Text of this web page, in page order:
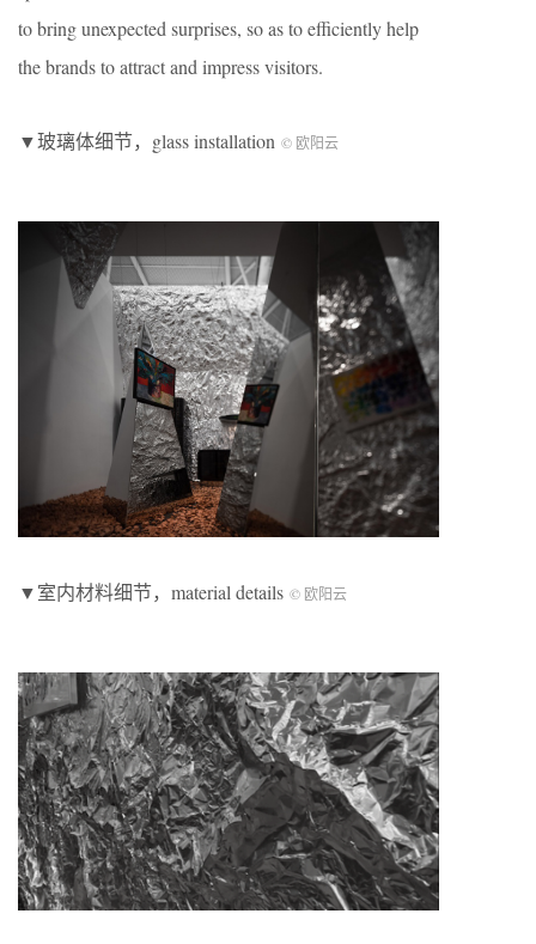
to bring unexpected surprises, so as to efficiently help
the brands to attract and impress visitors.
▼玻璃体细节，glass installation © 欧阳云
▼室内材料细节，material details © 欧阳云